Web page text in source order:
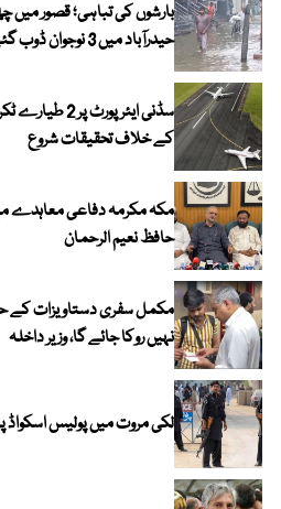
حیدرآباد میں 3 نوجوان ڈوب گئے
سڈنی ایئرپورٹ
کے خلاف تحقیقات شروع
مکہ مکرمہ دفاعی معاہدے
حافظ نعیم الرحمان
مکمل سفری دستاویزات کے
نہیں روکا جائے گا، وزیر داخلہ
لکی مروت میں پولیس اسکواڈ